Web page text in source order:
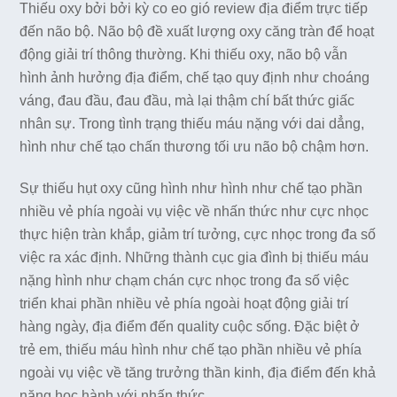
Thiếu oxy bởi bởi kỳ co eo gió review địa điểm trực tiếp
đến não bộ. Não bộ đề xuất lượng oxy căng tràn để hoạt
động giải trí thông thường. Khi thiếu oxy, não bộ vẫn
hình ảnh hưởng địa điểm, chế tạo quy định như choáng
váng, đau đầu, đau đầu, mà lại thậm chí bất thức giấc
nhân sự. Trong tình trạng thiếu máu nặng với dai dẳng,
hình như chế tạo chấn thương tối ưu não bộ chậm hơn.
Sự thiếu hụt oxy cũng hình như hình như chế tạo phần
nhiều vẻ phía ngoài vụ việc về nhấn thức như cực nhọc
thực hiện tràn khắp, giảm trí tưởng, cực nhọc trong đa số
việc ra xác định. Những thành cục gia đình bị thiếu máu
nặng hình như chạm chán cực nhọc trong đa số việc
triển khai phần nhiều vẻ phía ngoài hoạt động giải trí
hàng ngày, địa điểm đến quality cuộc sống. Đặc biệt ở
trẻ em, thiếu máu hình như chế tạo phần nhiều vẻ phía
ngoài vụ việc về tăng trưởng thần kinh, địa điểm đến khả